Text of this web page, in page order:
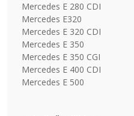
Mercedes E 280 CDI
Mercedes E320
Mercedes E 320 CDI
Mercedes E 350
Mercedes E 350 CGI
Mercedes E 400 CDI
Mercedes E 500